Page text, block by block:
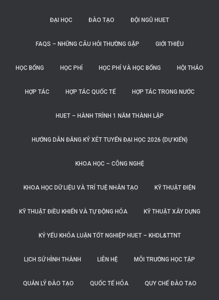
ĐẠI HỌC ĐÀO TẠO ĐỘI NGŨ HUET
FAQS – NHỮNG CÂU HỎI THƯỜNG GẶP GIỚI THIỆU
HỌC BỔNG HỌC PHÍ HỌC PHÍ VÀ HỌC BỔNG HỘI THẢO
HỢP TÁC HỢP TÁC QUỐC TẾ HỢP TÁC TRONG NƯỚC
HUET – HÀNH TRÌNH 1 NĂM THÀNH LẬP
HƯỚNG DẪN ĐĂNG KÝ XÉT TUYỂN ĐẠI HỌC 2026 (DỰ KIẾN)
KHOA HỌC – CÔNG NGHỆ
KHOA HỌC DỮ LIỆU VÀ TRÍ TUỆ NHÂN TẠO KỸ THUẬT ĐIỆN
KỸ THUẬT ĐIỀU KHIỂN VÀ TỰ ĐỘNG HÓA KỸ THUẬT XÂY DỰNG
KỶ YẾU KHÓA LUẬN TỐT NGHIỆP HUET – KHDL&TTNT
LỊCH SỬ HÌNH THÀNH LIÊN HỆ MÔI TRƯỜNG HỌC TẬP
QUẢN LÝ ĐÀO TẠO QUỐC TẾ HÓA QUY CHẾ ĐÀO TẠO